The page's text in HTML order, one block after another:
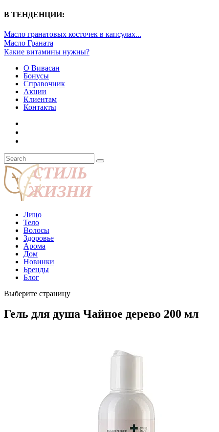
В ТЕНДЕНЦИИ:
Масло гранатовых косточек в капсулах...
Масло Граната
Какие витамины нужны?
О Вивасан
Бонусы
Справочник
Акции
Клиентам
Контакты
Лицо
Тело
Волосы
Здоровье
Арома
Дом
Новинки
Бренды
Блог
Выберите страницу
Гель для душа Чайное дерево 200 мл